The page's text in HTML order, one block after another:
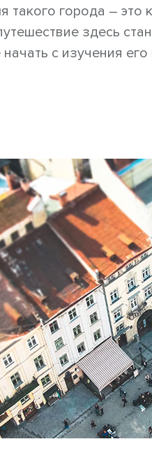
такого города – это
здесь
с изучения